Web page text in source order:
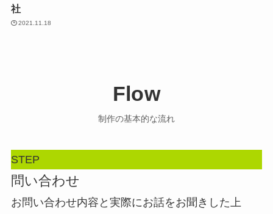
社
2021.11.18
Flow
制作の基本的な流れ
STEP
問い合わせ
お問い合わせ内容と実際にお話をお聞きした上